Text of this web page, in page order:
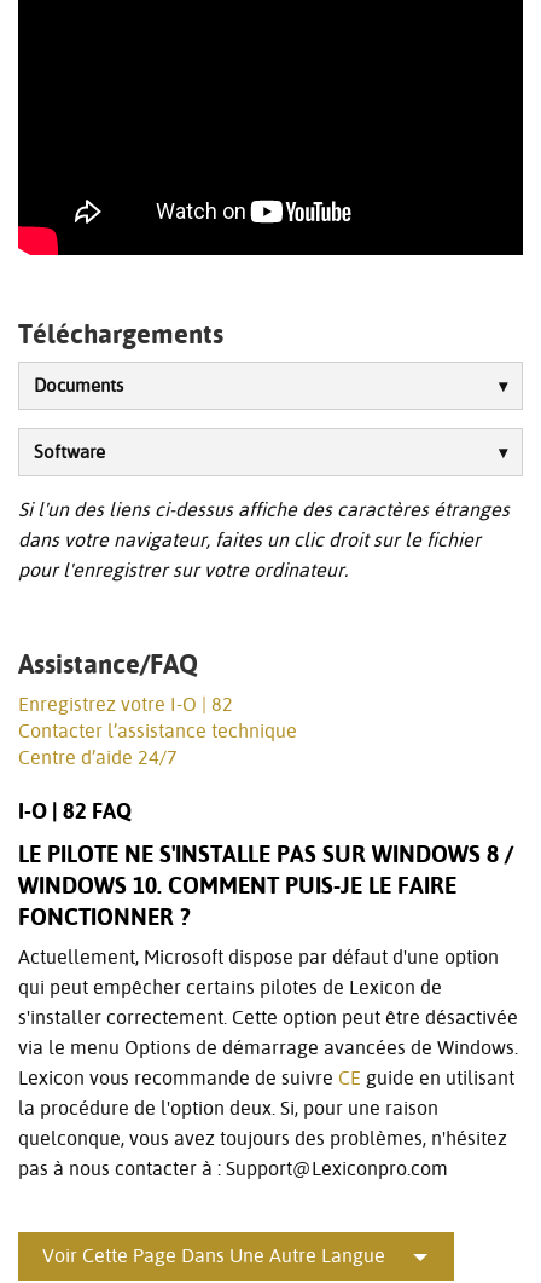
Téléchargements
Documents
Software
Si l'un des liens ci-dessus affiche des caractères étranges
dans votre navigateur, faites un clic droit sur le fichier
pour l'enregistrer sur votre ordinateur.
Assistance/FAQ
Enregistrez votre I-O | 82
Contacter l’assistance technique
Centre d’aide 24/7
I-O | 82 FAQ
LE PILOTE NE S'INSTALLE PAS SUR WINDOWS 8 /
WINDOWS 10. COMMENT PUIS-JE LE FAIRE
FONCTIONNER ?
Actuellement, Microsoft dispose par défaut d'une option
qui peut empêcher certains pilotes de Lexicon de
s'installer correctement. Cette option peut être désactivée
via le menu Options de démarrage avancées de Windows.
Lexicon vous recommande de suivre CE guide en utilisant
la procédure de l'option deux. Si, pour une raison
quelconque, vous avez toujours des problèmes, n'hésitez
pas à nous contacter à : Support@Lexiconpro.com
Voir Cette Page Dans Une Autre Langue